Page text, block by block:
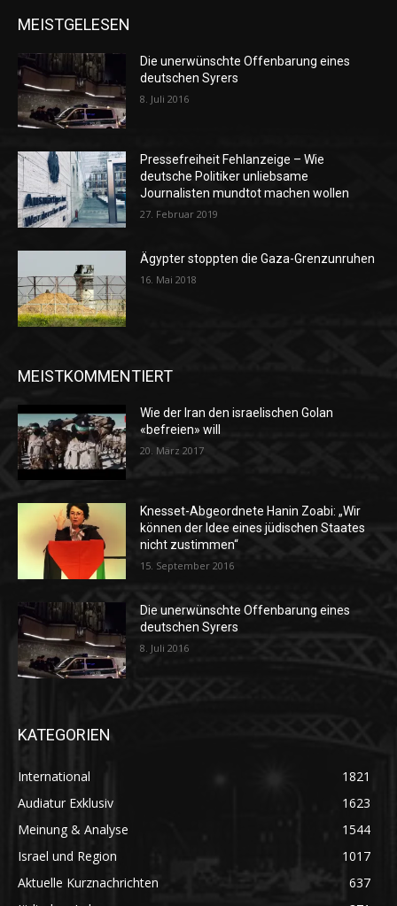
MEISTGELESEN
Die unerwünschte Offenbarung eines
deutschen Syrers
8. Juli 2016
Pressefreiheit Fehlanzeige – Wie
deutsche Politiker unliebsame
Journalisten mundtot machen wollen
27. Februar 2019
Ägypter stoppten die Gaza-Grenzunruhen
16. Mai 2018
MEISTKOMMENTIERT
Wie der Iran den israelischen Golan
«befreien» will
20. März 2017
Knesset-Abgeordnete Hanin Zoabi: „Wir
können der Idee eines jüdischen Staates
nicht zustimmen“
15. September 2016
Die unerwünschte Offenbarung eines
deutschen Syrers
8. Juli 2016
KATEGORIEN
International
1821
Audiatur Exklusiv
1623
Meinung & Analyse
1544
Israel und Region
1017
Aktuelle Kurznachrichten
637